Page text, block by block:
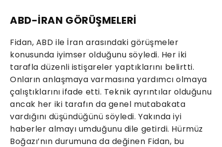
ABD-İRAN GÖRÜŞMELERİ
Fidan, ABD ile İran arasındaki görüşmeler
konusunda iyimser olduğunu söyledi. Her iki
tarafla düzenli istişareler yaptıklarını belirtti.
Onların anlaşmaya varmasına yardımcı olmaya
çalıştıklarını ifade etti. Teknik ayrıntılar olduğunu
ancak her iki tarafın da genel mutabakata
vardığını düşündüğünü söyledi. Yakında iyi
haberler almayı umduğunu dile getirdi. Hürmüz
Boğazı’nın durumuna da değinen Fidan, bu